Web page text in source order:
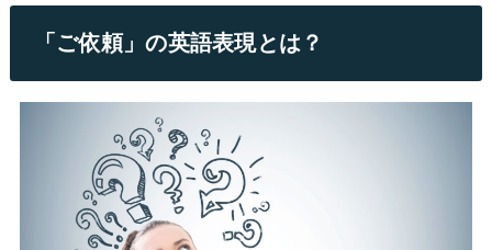
「ご依頼」の英語表現とは？